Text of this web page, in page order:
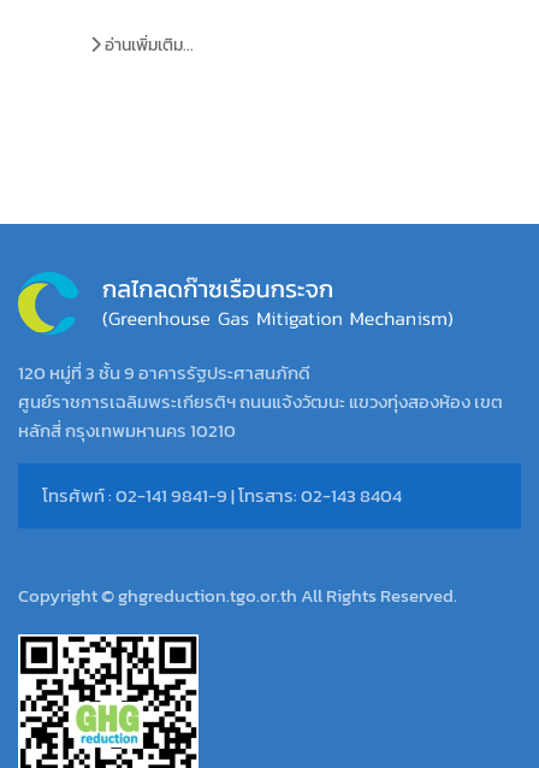
อ่านเพิ่มเติม...
120 หมู่ที่ 3 ชั้น 9 อาคารรัฐประศาสนภักดี
ศูนย์ราชการเฉลิมพระเกียรติฯ ถนนแจ้งวัฒนะ แขวงทุ่งสองห้อง เขต
หลักสี่ กรุงเทพมหานคร 10210
โทรศัพท์ : 02-141 9841-9 | โทรสาร: 02-143 8404
Copyright © ghgreduction.tgo.or.th All Rights Reserved.